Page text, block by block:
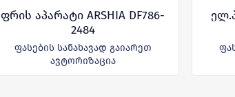
ფრის აპარატი ARSHIA DF786-
2484
ფასების სანახავად გაიარეთ
ავტორიზაცია